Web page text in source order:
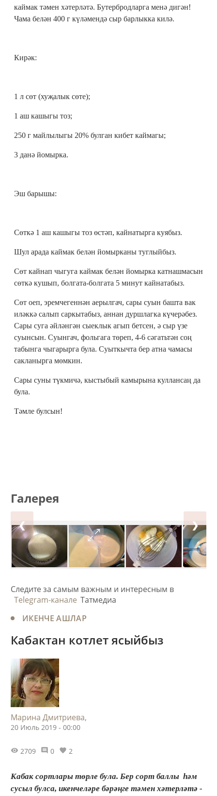
каймак тәмен хәтерләтә. Бутербродларга менә дигән!
Чама белән 400 г күләмендә сыр барлыкка килә.
Кирәк:
1 л сөт (хуҗалык сөте);
1 аш кашыгы тоз;
250 г майлылыгы 20% булган кибет каймагы;
3 данә йомырка.
Эш барышы:
Сөткә 1 аш кашыгы тоз өстәп, кайнатырга куябыз.
Шул арада каймак белән йомырканы туглыйбыз.
Сөт кайнап чыгуга каймак белән йомырка катнашмасын
сөткә кушып, болгата-болгата 5 минут кайнатабыз.
Сөт оеп, эремчегеннән аерылгач, сары суын башта вак
иләккә салып саркытабыз, аннан дуршлагка күчерәбез.
Сары суга әйләнгән сыеклык агып бетсен, ә сыр үзе
суынсын. Суынгач, фольгага төреп, 4-6 сәгатьтән соң
табынга чыгарырга була. Суыткычта бер атна чамасы
сакланырга мөмкин.
Сары суны түкмичә, кыстыбый камырына куллансаң да
була.
Тәмле булсын!
Галерея
❮ ❯
Следите за самым важным и интересным в
Telegram-канале Татмедиа
ИКЕНЧЕ АШЛАР
Кабактан котлет ясыйбыз
Марина Дмитриева,
20 Июль 2019 - 00:00
2709 0 2
Кабак сортлары төрле була. Бер сорт баллы һәм
сусыл булса, икенчеләре бәрәңге тәмен хәтерләтә -